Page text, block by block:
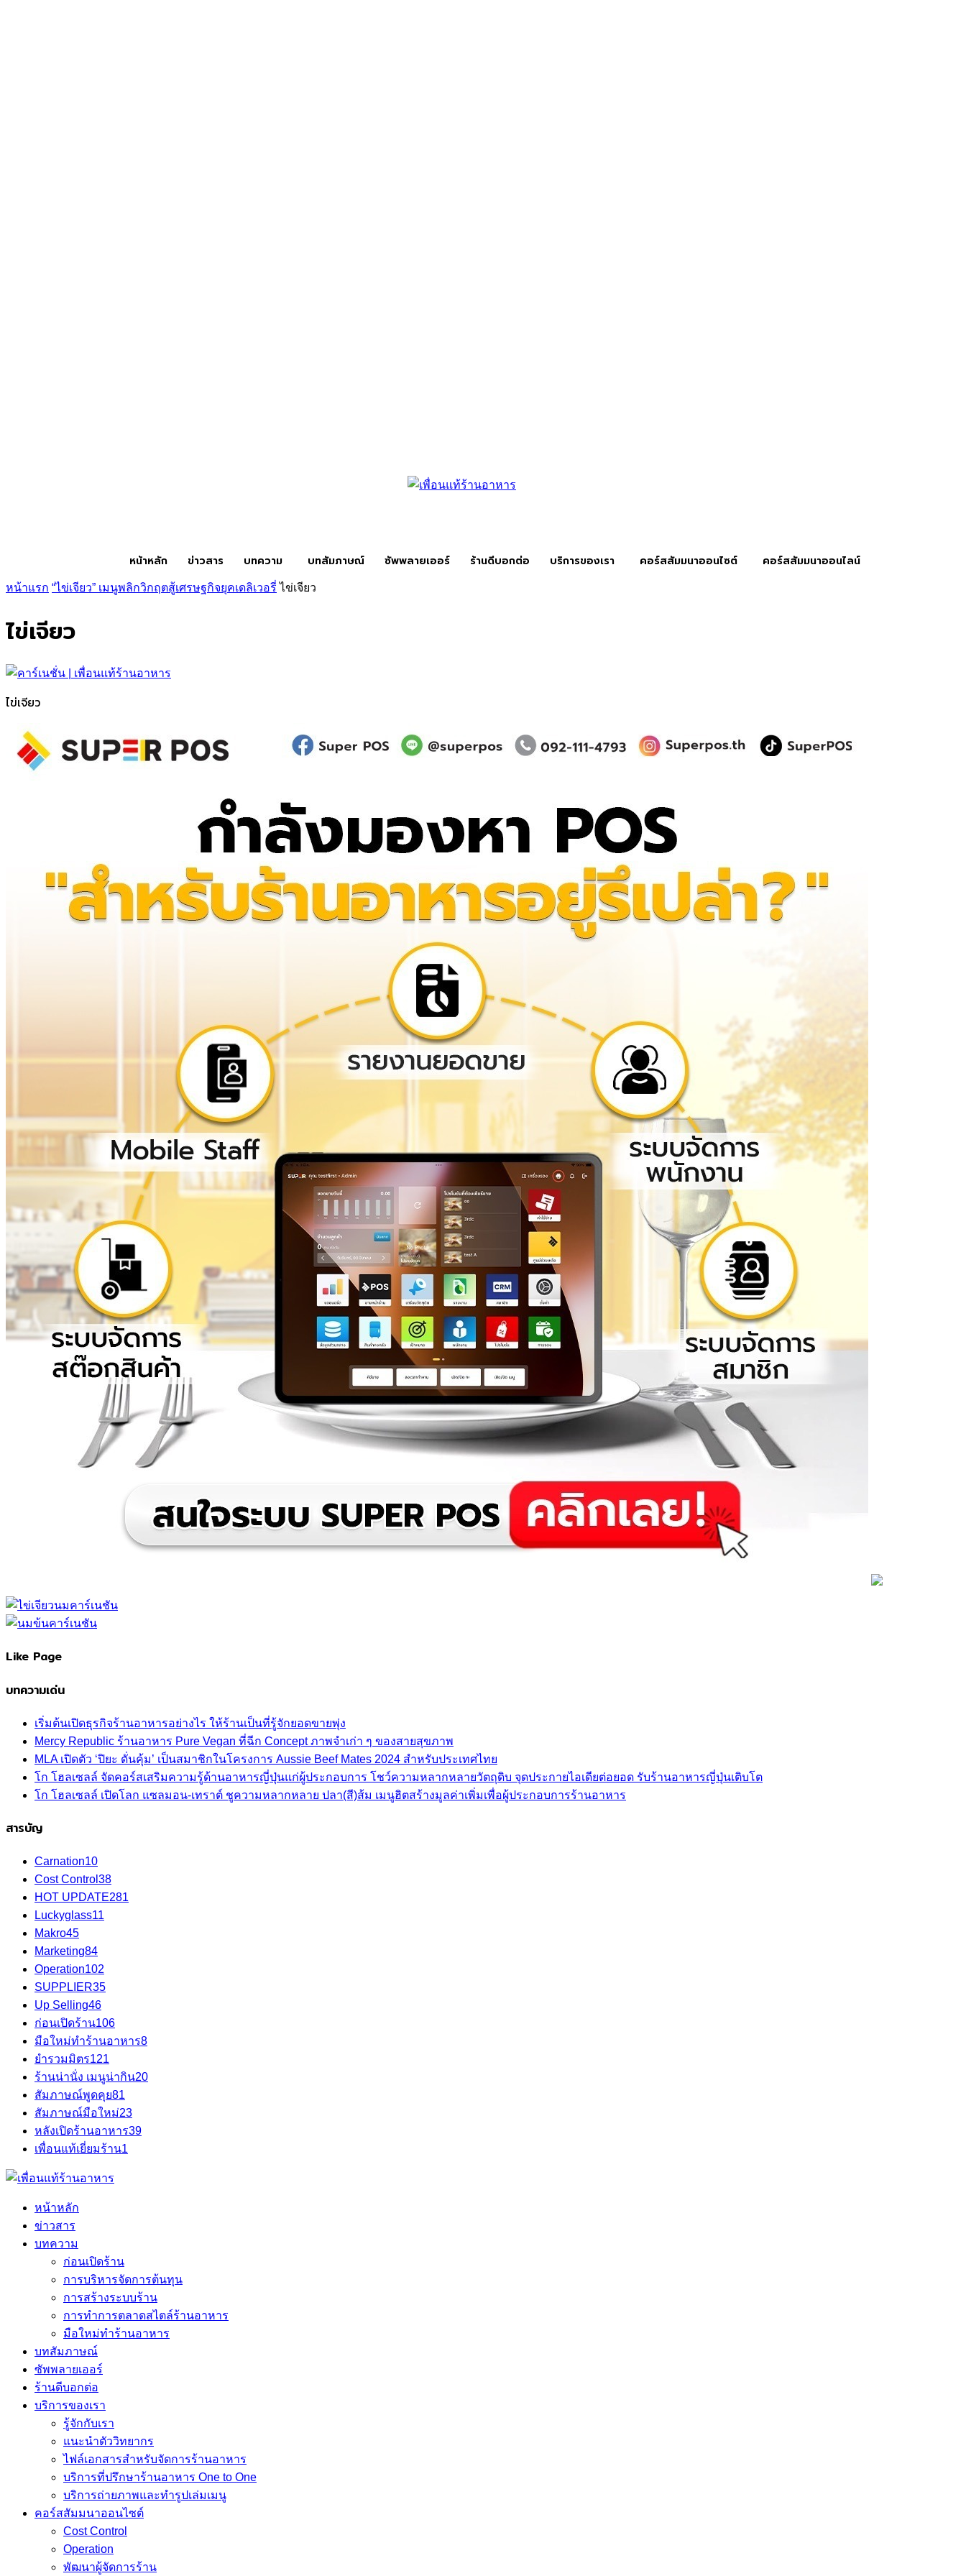
หน้าหลัก ข่าวสาร บทความ บทสัมภาษณ์ ซัพพลายเออร์ ร้านดีบอกต่อ บริการของเรา คอร์สสัมมนาออนไซต์ คอร์สสัมมนาออนไลน์
หน้าแรก “ไข่เจียว” เมนูพลิกวิกฤตสู้เศรษฐกิจยุคเดลิเวอรี่ ไข่เจียว
ไข่เจียว
ไข่เจียว
Like Page
บทความเด่น
เริ่มต้นเปิดธุรกิจร้านอาหารอย่างไร ให้ร้านเป็นที่รู้จักยอดขายพุ่ง
Mercy Republic ร้านอาหาร Pure Vegan ที่ฉีก Concept ภาพจำเก่า ๆ ของสายสุขภาพ
MLA เปิดตัว ‘ปิยะ ดั่นคุ้ม’ เป็นสมาชิกในโครงการ Aussie Beef Mates 2024 สำหรับประเทศไทย
โก โฮลเซลล์ จัดคอร์สเสริมความรู้ด้านอาหารญี่ปุ่นแก่ผู้ประกอบการ โชว์ความหลากหลายวัตถุดิบ จุดประกายไอเดียต่อยอด รับร้านอาหารญี่ปุ่นเติบโต
โก โฮลเซลล์ เปิดโลก แซลมอน-เทราต์ ชูความหลากหลาย ปลา(สี)ส้ม เมนูฮิตสร้างมูลค่าเพิ่มเพื่อผู้ประกอบการร้านอาหาร
สารบัญ
Carnation10
Cost Control 38
HOT UPDATE281
Luckyglass11
Makro45
Marketing84
Operation102
SUPPLIER35
Up Selling46
ก่อนเปิดร้าน106
มือใหม่ทำร้านอาหาร8
ยำรวมมิตร121
ร้านน่านั่ง เมนูน่ากิน20
สัมภาษณ์พูดคุย81
สัมภาษณ์มือใหม่23
หลังเปิดร้านอาหาร39
เพื่อนแท้เยี่ยมร้าน1
หน้าหลัก
ข่าวสาร
บทความ
ก่อนเปิดร้าน
การบริหารจัดการต้นทุน
การสร้างระบบร้าน
การทำการตลาดสไตล์ร้านอาหาร
มือใหม่ทำร้านอาหาร
บทสัมภาษณ์
ซัพพลายเออร์
ร้านดีบอกต่อ
บริการของเรา
รู้จักกับเรา
แนะนำตัววิทยากร
ไฟล์เอกสารสำหรับจัดการร้านอาหาร
บริการที่ปรึกษาร้านอาหาร One to One
บริการถ่ายภาพและทำรูปเล่มเมนู
คอร์สสัมมนาออนไซต์
Cost Control
Operation
พัฒนาผู้จัดการร้าน